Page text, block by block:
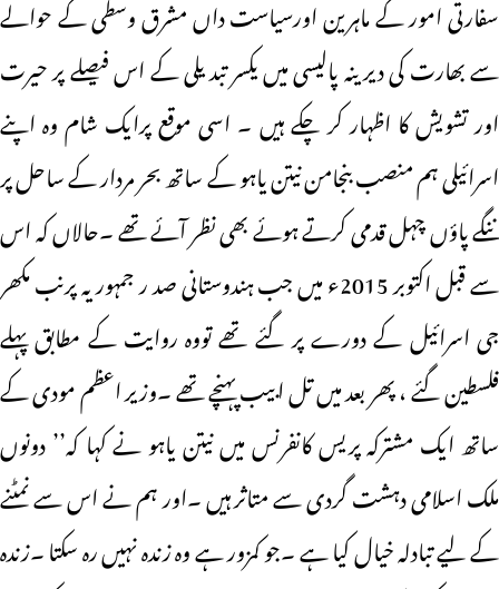
سفارتی امور کے ماہرین اورسیاست داں مشرق وسطی کے حوالے
سے بھارت کی دیرینہ پالیسی میں یکسر تبدیلی کے اس فیصلے پر حیرت
اور تشویش کا اظہار کر چکے ہیں ۔ اسی موقع پرایک شام وہ اپنے
اسرائیلی ہم منصب بنجامن نیتن یاہو کے ساتھ بحر مردار کے ساحل پر
ننگے پاؤں چہل قدمی کرتے ہوئے بھی نظر آئے تھے ۔حالاں کہ اس
سے قبل اکتوبر 2015ء میں جب ہندوستانی صد ر جمہوریہ پرنب مکھر
جی اسرائیل کے دورے پر گئے تھے تووہ روایت کے مطابق پہلے
فلسطین گئے ، پھر بعد میں تل ابیب پہنچے تھے ۔وزیر اعظم مودی کے
ساتھ ایک مشترکہ پریس کانفرنس میں نیتن یاہو نے کہا کہ’’ دونوں
ملک اسلامی دہشت گردی سے متاثر ہیں ۔اور ہم نے اس سے نمٹنے
کے لیے تبادلہ خیال کیا ہے ۔جو کمزور ہے وہ زندہ نہیں رہ سکتا ۔زندہ